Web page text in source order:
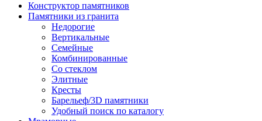
Конструктор памятников
Памятники из гранита
Недорогие
Вертикальные
Семейные
Комбинированные
Со стеклом
Элитные
Кресты
Барельеф/3D памятники
Удобный поиск по каталогу